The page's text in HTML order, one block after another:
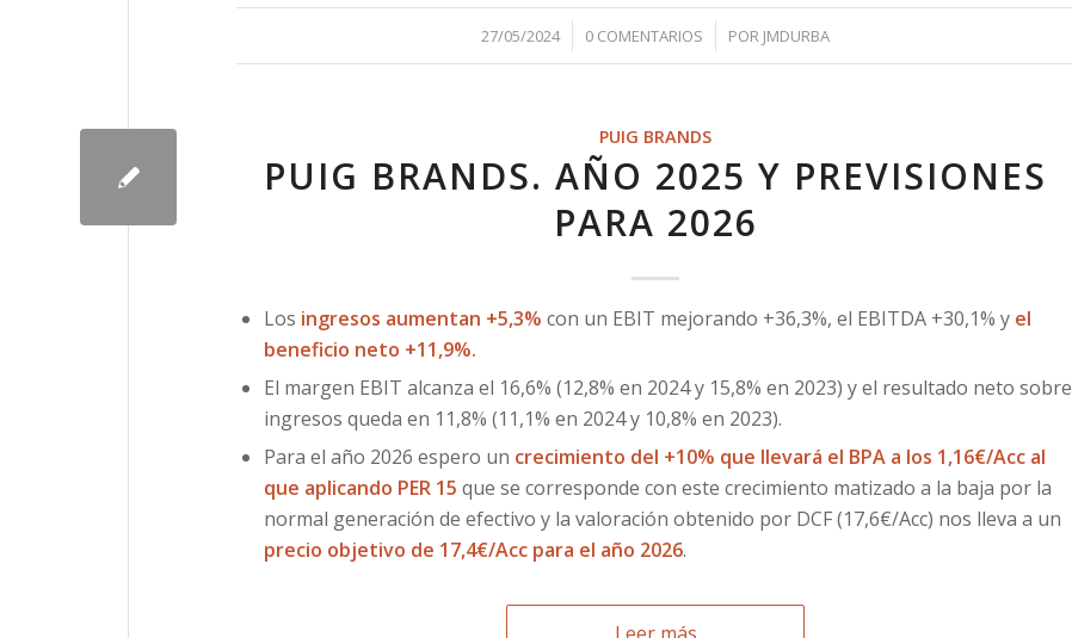
27/05/2024
/ 0 COMENTARIOS
/ POR JMDURBA
PUIG BRANDS
PUIG BRANDS. AÑO 2025 Y PREVISIONES
PARA 2026
Los ingresos aumentan +5,3% con un EBIT mejorando +36,3%, el EBITDA +30,1% y el
beneficio neto +11,9%.
El margen EBIT alcanza el 16,6% (12,8% en 2024 y 15,8% en 2023) y el resultado neto sobre
ingresos queda en 11,8% (11,1% en 2024 y 10,8% en 2023).
Para el año 2026 espero un crecimiento del +10% que llevará el BPA a los 1,16€/Acc al
que aplicando PER 15 que se corresponde con este crecimiento matizado a la baja por la
normal generación de efectivo y la valoración obtenido por DCF (17,6€/Acc) nos lleva a un
precio objetivo de 17,4€/Acc para el año 2026.